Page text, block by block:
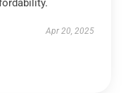
Apr 20, 2025